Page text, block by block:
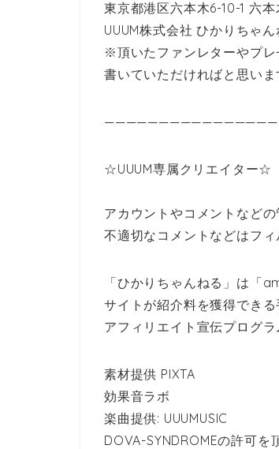
東京都港区六本木6-10-1 六
UUUM株式会社 ひかりちゃ
※頂いたファンレターやプレ
書いていただければと思いま
☆UUUM専属クリエイター☆
アカウントやコメントなど
不適切なコメントなどはフ
「ひかりちゃんねる」は「
サイトが紹介料を獲得でき
アフィリエイト宣伝プログ
素材提供 PIXTA
効果音ラボ
楽曲提供: UUUMUSIC
DOVA-SYNDROMEの許可を